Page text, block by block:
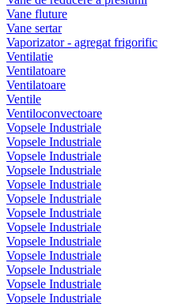
Vane fluture
Vane sertar
Vaporizator - agregat frigorific
Ventilatie
Ventilatoare
Ventilatoare
Ventile
Ventiloconvectoare
Vopsele Industriale
Vopsele Industriale
Vopsele Industriale
Vopsele Industriale
Vopsele Industriale
Vopsele Industriale
Vopsele Industriale
Vopsele Industriale
Vopsele Industriale
Vopsele Industriale
Vopsele Industriale
Vopsele Industriale
Vopsele Industriale